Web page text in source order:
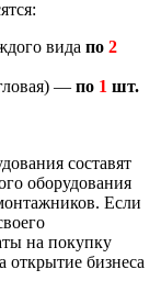
вида по 2
— по 1 шт.
составят
оборудования
Если
на покупку
открытие бизнеса